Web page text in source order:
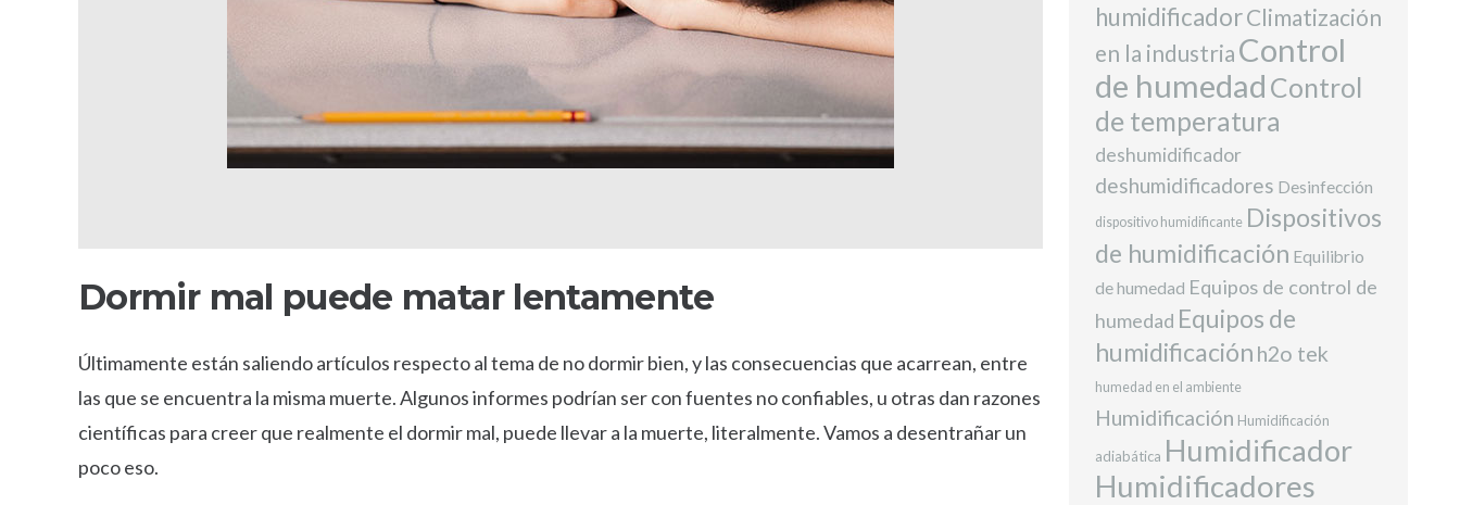
Dormir mal puede matar lentamente
Últimamente están saliendo artículos respecto al tema de no dormir bien, y las consecuencias que acarrean, entre
las que se encuentra la misma muerte. Algunos informes podrían ser con fuentes no confiables, u otras dan razones
científicas para creer que realmente el dormir mal, puede llevar a la muerte, literalmente. Vamos a desentrañar un
poco eso.
humidificadorClimatización
en la industria Control
de humedad Control
de temperatura
deshumidificador
deshumidificadores Desinfección
dispositivo humidificante Dispositivos
de humidificación Equilibrio
de humedad Equipos de control de
humedad Equipos de
humidificación h2o tek
humedad en el ambiente
Humidificación Humidificación
adiabática Humidificador
Humidificadores